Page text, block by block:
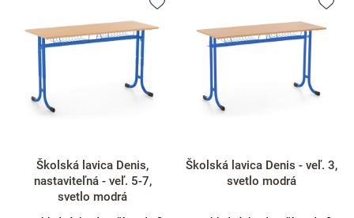
Školská lavica Denis - veľ. 3,
svetlo modrá
Školská lavica Denis - veľ. 5,
svetlo modrá